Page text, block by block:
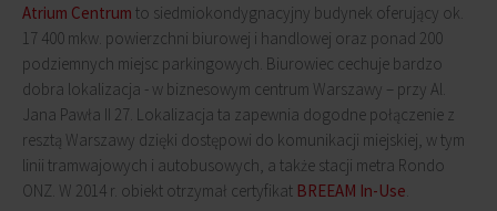
Atrium Centrum to siedmiokondygnacyjny budynek oferujący ok.
17 400 mkw. powierzchni biurowej i handlowej oraz ponad 200
podziemnych miejsc parkingowych. Biurowiec cechuje bardzo
dobra lokalizacja - w biznesowym centrum Warszawy – przy Al.
Jana Pawła II 27. Lokalizacja ta zapewnia dogodne połączenie z
resztą Warszawy dzięki dostępowi do komunikacji miejskiej, w tym
linii tramwajowych i autobusowych, a także stacji metra Rondo
ONZ. W 2014 r. obiekt otrzymał certyfikat BREEAM In-Use